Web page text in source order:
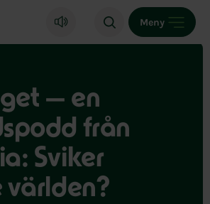
startsida
Meny
— en
från
Sviker
världen?